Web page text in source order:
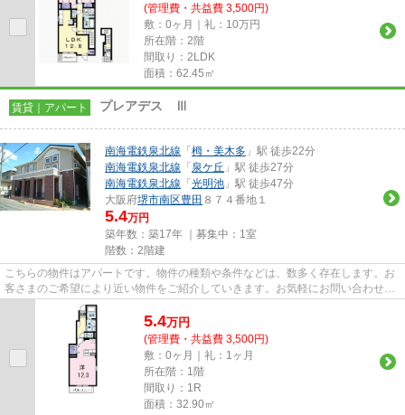
(管理費・共益費 3,500円)
敷：0ヶ月｜礼：10万円
所在階：2階
間取り：2LDK
面積：62.45㎡
賃貸｜アパート プレアデス Ⅲ
南海電鉄泉北線 「 栂・美木多 」駅 徒歩22分
南海電鉄泉北線 「 泉ケ丘 」駅 徒歩27分
南海電鉄泉北線 「 光明池 」駅 徒歩47分
大阪府堺市南区豊田 ８７４番地１
5.4万円
築年数：築17年 ｜募集中： 1室
階数：2階建
こちらの物件はアパートです。物件の種類や条件などは、数多く存在します。お
客さまのご希望により近い物件をご紹介していきます。お気軽にお問い合わせく
5.4万円
(管理費・共益費 3,500円)
敷：0ヶ月｜礼：1ヶ月
所在階：1階
間取り：1R
面積：32.90㎡